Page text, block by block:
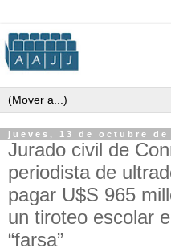
jueves, 13 de octubre de
Jurado civil de
periodista de
pagar U$S 965
un tiroteo escolar
“farsa”